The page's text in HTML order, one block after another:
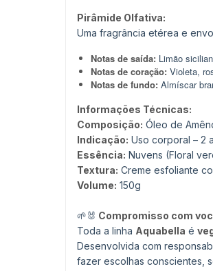
Pirâmide Olfativa:
Uma fragrância etérea e
Notas de saída: Limão
Notas de coração: Violeta,
Notas de fundo: Almíscar
Informações Técnicas:
Composição: Óleo de
Indicação: Uso corporal – 2
Essência: Nuvens (Floral
Textura: Creme esfoliante
Volume: 150g
🌱🐰 Compromisso com
Toda a linha Aquabella é
Desenvolvida com
fazer escolhas conscientes,